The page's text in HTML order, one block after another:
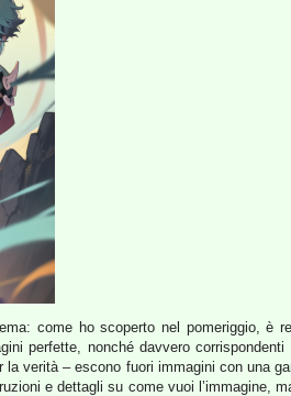
come ho scoperto nel pomeriggio, è
perfette, nonché davvero
la verità – escono fuori immagini con una
e dettagli su come vuoi l’immagine,